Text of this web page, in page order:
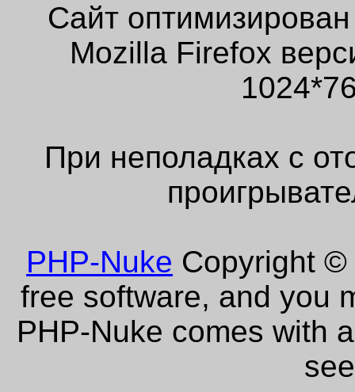
Сайт
Mozilla Firefox
При неполадках с
PHP-Nuke Copyright ©
free software, and you
PHP-Nuke comes with